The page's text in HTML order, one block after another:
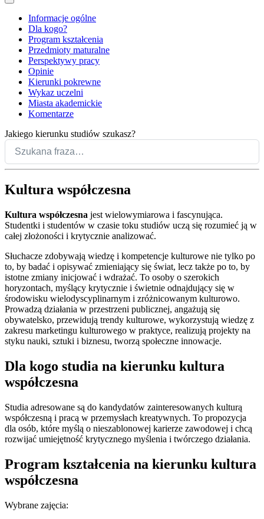
Informacje ogólne
Dla kogo?
Program kształcenia
Przedmioty maturalne
Perspektywy pracy
Opinie
Kierunki pokrewne
Wykaz uczelni
Miasta akademickie
Komentarze
Jakiego kierunku studiów szukasz?
Kultura współczesna
Kultura współczesna jest wielowymiarowa i fascynująca.
Studentki i studentów w czasie toku studiów uczą się rozumieć ją w
całej złożoności i krytycznie analizować.
Słuchacze zdobywają wiedzę i kompetencje kulturowe nie tylko po
to, by badać i opisywać zmieniający się świat, lecz także po to, by
istotne zmiany inicjować i wdrażać. To osoby o szerokich
horyzontach, myślący krytycznie i świetnie odnajdujący się w
środowisku wielodyscyplinarnym i zróżnicowanym kulturowo.
Prowadzą działania w przestrzeni publicznej, angażują się
obywatelsko, przewidują trendy kulturowe, wykorzystują wiedzę z
zakresu marketingu kulturowego w praktyce, realizują projekty na
styku nauki, sztuki i biznesu, tworzą społeczne innowacje.
Dla kogo studia na kierunku kultura
współczesna
Studia adresowane są do kandydatów zainteresowanych kulturą
współczesną i pracą w przemysłach kreatywnych. To propozycja
dla osób, które myślą o nieszablonowej karierze zawodowej i chcą
rozwijać umiejętność krytycznego myślenia i twórczego działania.
Program kształcenia na kierunku kultura
współczesna
Wybrane zajęcia: